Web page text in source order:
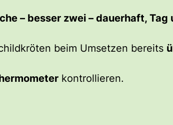
– besser zwei – dauerhaft, Tag
beim Umsetzen bereits
kontrollieren.